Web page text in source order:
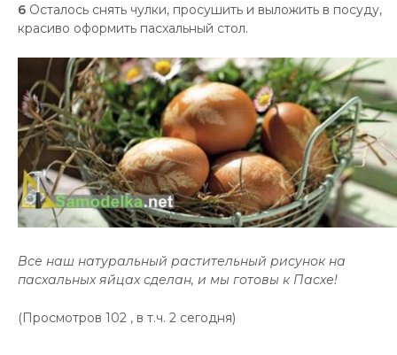
6 Осталось снять чулки, просушить и выложить в посуду,
красиво оформить пасхальный стол.
Все наш натуральный растительный рисунок на
пасхальных яйцах сделан, и мы готовы к Пасхе!
(Просмотров 102 , в т.ч. 2 сегодня)